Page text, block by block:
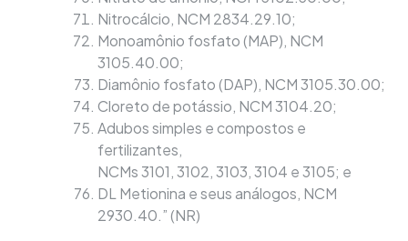
Nitrocálcio, NCM 2834.29.10;
Monoamônio fosfato (MAP), NCM
3105.40.00;
Diamônio fosfato (DAP), NCM 3105.30.00;
Cloreto de potássio, NCM 3104.20;
Adubos simples e compostos e
fertilizantes,
NCMs 3101, 3102, 3103, 3104 e 3105; e
DL Metionina e seus análogos, NCM
2930.40.” (NR)